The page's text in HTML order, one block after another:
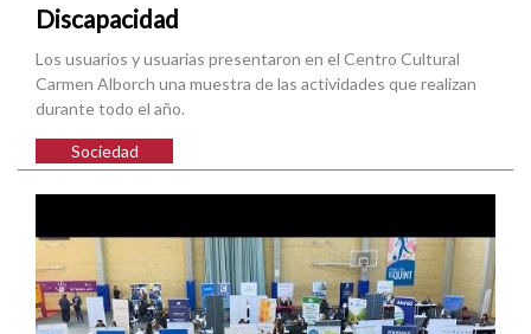
Discapacidad
Los usuarios y usuarias presentaron en el Centro Cultural
Carmen Alborch una muestra de las actividades que realizan
durante todo el año.
Sociedad